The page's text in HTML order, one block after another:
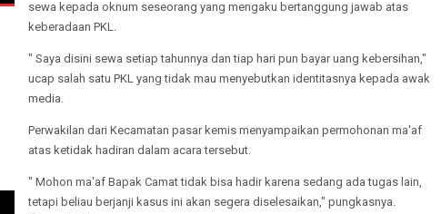
sewa kepada oknum seseorang yang mengaku bertanggung jawab atas
keberadaan PKL.
" Saya disini sewa setiap tahunnya dan tiap hari pun bayar uang kebersihan,"
ucap salah satu PKL yang tidak mau menyebutkan identitasnya kepada awak
media.
Perwakilan dari Kecamatan pasar kemis menyampaikan permohonan ma'af
atas ketidak hadiran dalam acara tersebut.
" Mohon ma'af Bapak Camat tidak bisa hadir karena sedang ada tugas lain,
tetapi beliau berjanji kasus ini akan segera diselesaikan," pungkasnya.